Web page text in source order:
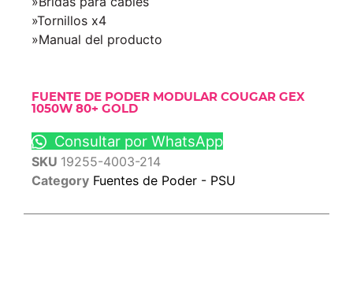
»Tornillos x4
»Manual del producto
FUENTE DE PODER MODULAR COUGAR GEX
1050W 80+ GOLD
Consultar por WhatsApp
SKU 19255-4003-214
Category Fuentes de Poder - PSU